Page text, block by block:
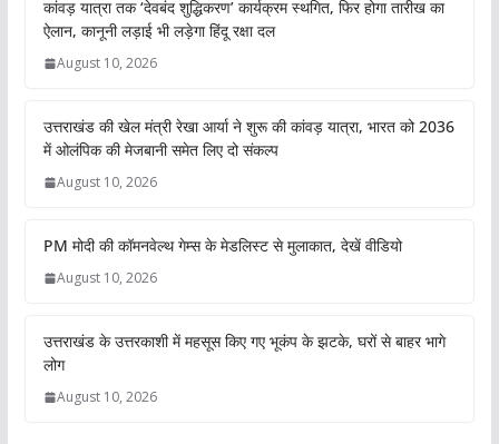
कांवड़ यात्रा तक ‘देवबंद शुद्धिकरण’ कार्यक्रम स्थगित, फिर होगा तारीख का
ऐलान, कानूनी लड़ाई भी लड़ेगा हिंदू रक्षा दल
August 10, 2026
उत्तराखंड की खेल मंत्री रेखा आर्या ने शुरू की कांवड़ यात्रा, भारत को 2036
में ओलंपिक की मेजबानी समेत लिए दो संकल्प
August 10, 2026
PM मोदी की कॉमनवेल्थ गेम्स के मेडलिस्ट से मुलाकात, देखें वीडियो
August 10, 2026
उत्तराखंड के उत्तरकाशी में महसूस किए गए भूकंप के झटके, घरों से बाहर भागे
लोग
August 10, 2026